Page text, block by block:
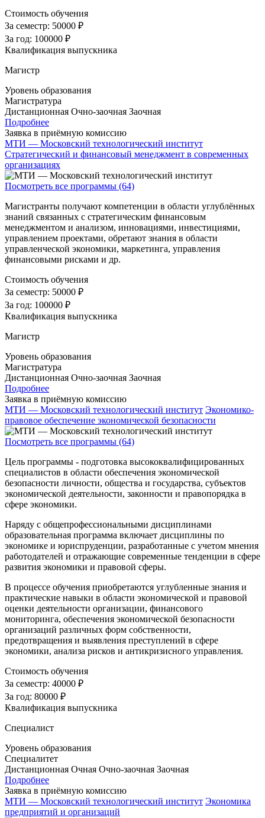
Стоимость обучения
За семестр: 50000 ₽
За год: 100000 ₽
Квалификация выпускника
Магистр
Уровень образования
Магистратура
Дистанционная Очно-заочная Заочная
Подробнее
Заявка в приёмную комиссию
МТИ — Московский технологический институт
Стратегический и финансовый менеджмент в современных
организациях
Посмотреть все программы (64)
Магистранты получают компетенции в области углублённых
знаний связанных с стратегическим финансовым
менеджментом и анализом, инновациями, инвестициями,
управлением проектами, обретают знания в области
управленческой экономики, маркетинга, управления
финансовыми рисками и др.
Стоимость обучения
За семестр: 50000 ₽
За год: 100000 ₽
Квалификация выпускника
Магистр
Уровень образования
Магистратура
Дистанционная Очно-заочная Заочная
Подробнее
Заявка в приёмную комиссию
МТИ — Московский технологический институт Экономико-
правовое обеспечение экономической безопасности
Посмотреть все программы (64)
Цель программы - подготовка высококвалифицированных
специалистов в области обеспечения экономической
безопасности личности, общества и государства, субъектов
экономической деятельности, законности и правопорядка в
сфере экономики.
Наряду с общепрофессиональными дисциплинами
образовательная программа включает дисциплины по
экономике и юриспруденции, разработанные с учетом мнения
работодателей и отражающие современные тенденции в сфере
развития экономики и правовой сферы.
В процессе обучения приобретаются углубленные знания и
практические навыки в области экономической и правовой
оценки деятельности организации, финансового
мониторинга, обеспечения экономической безопасности
организаций различных форм собственности,
предотвращения и выявления преступлений в сфере
экономики, анализа рисков и антикризисного управления.
Стоимость обучения
За семестр: 40000 ₽
За год: 80000 ₽
Квалификация выпускника
Специалист
Уровень образования
Специалитет
Дистанционная Очная Очно-заочная Заочная
Подробнее
Заявка в приёмную комиссию
МТИ — Московский технологический институт Экономика
предприятий и организаций